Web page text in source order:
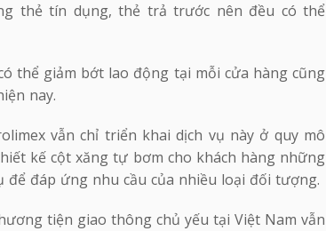
thẻ tín dụng, thẻ trả trước nên đều có thể
thể giảm bớt lao động tại mỗi cửa hàng cũng
nay.
vẫn chỉ triển khai dịch vụ này ở quy mô
kế cột xăng tự bơm cho khách hàng những
để đáp ứng nhu cầu của nhiều loại đối tượng.
tiện giao thông chủ yếu tại Việt Nam vẫn